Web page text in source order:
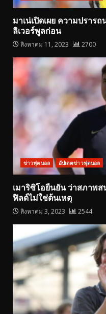
มาเน่เปิดเผย ความปราร
ลิเวอร์พูลก่อน
สิงหาคม 11, 2023 2700
ข่าวฟุตบอล อัปเดตข่าวฟุตบอล
เมาริซิโอยืนยัน ว่าสภาพ
ฟิลด์ไม่ใช่ต้นเหตุ
สิงหาคม 3, 2023 2544